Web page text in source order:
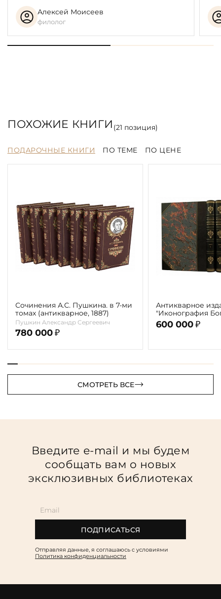
Алексей Моисеев
филолог
ПОХОЖИЕ КНИГИ (21 позиция)
ПОДАРОЧНЫЕ КНИГИ ПО ТЕМЕ ПО ЦЕНЕ
Сочинения А.С. Пушкина. в 7-ми
томах (антикварное, 1887)
Пушкин Александр Сергеевич
780 000 ₽
Антикварное
"Иконография
г. (в 2-х томах с
автора)
600 000 ₽
СМОТРЕТЬ ВСЕ
Введите e-mail и мы будем
сообщать вам о новых
эксклюзивных библиотеках
ПОДПИСАТЬСЯ
Отправляя данные, я соглашаюсь c условиями
Политика конфиденциальности